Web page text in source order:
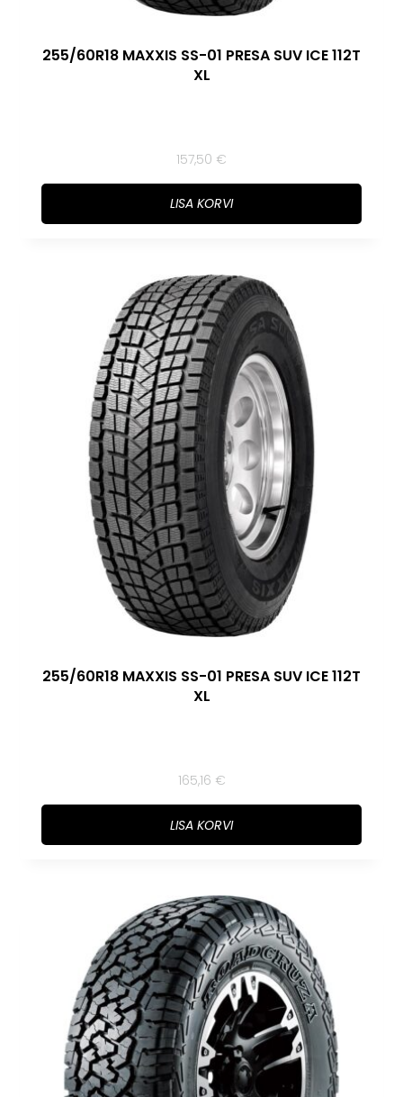
255/60R18 MAXXIS SS-01 PRESA SUV ICE 112T
XL
157,50 €
LISA KORVI
255/60R18 MAXXIS SS-01 PRESA SUV ICE 112T
XL
165,16 €
LISA KORVI